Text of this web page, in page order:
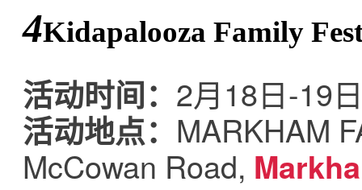
4Kidapalooza Family
活动时间： 2月18日-19
活动地点： MARKHAM
McCowan Road,